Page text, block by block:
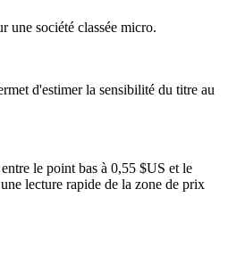
une société classée micro.
d'estimer la sensibilité du titre au
le point bas à 0,55 $US et le
lecture rapide de la zone de prix